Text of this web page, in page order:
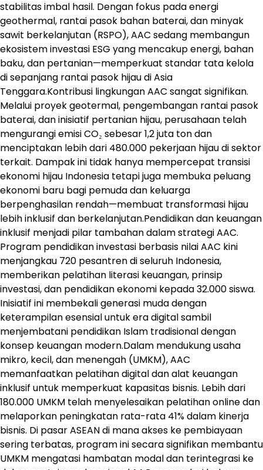
stabilitas imbal hasil. Dengan fokus pada energi
geothermal, rantai pasok bahan baterai, dan minyak
sawit berkelanjutan (RSPO), AAC sedang membangun
ekosistem investasi ESG yang mencakup energi, bahan
baku, dan pertanian—memperkuat standar tata kelola
di sepanjang rantai pasok hijau di Asia
Tenggara.Kontribusi lingkungan AAC sangat signifikan.
Melalui proyek geotermal, pengembangan rantai pasok
baterai, dan inisiatif pertanian hijau, perusahaan telah
mengurangi emisi CO₂ sebesar 1,2 juta ton dan
menciptakan lebih dari 480.000 pekerjaan hijau di sektor
terkait. Dampak ini tidak hanya mempercepat transisi
ekonomi hijau Indonesia tetapi juga membuka peluang
ekonomi baru bagi pemuda dan keluarga
berpenghasilan rendah—membuat transformasi hijau
lebih inklusif dan berkelanjutan.Pendidikan dan keuangan
inklusif menjadi pilar tambahan dalam strategi AAC.
Program pendidikan investasi berbasis nilai AAC kini
menjangkau 720 pesantren di seluruh Indonesia,
memberikan pelatihan literasi keuangan, prinsip
investasi, dan pendidikan ekonomi kepada 32.000 siswa.
Inisiatif ini membekali generasi muda dengan
keterampilan esensial untuk era digital sambil
menjembatani pendidikan Islam tradisional dengan
konsep keuangan modern.Dalam mendukung usaha
mikro, kecil, dan menengah (UMKM), AAC
memanfaatkan pelatihan digital dan alat keuangan
inklusif untuk memperkuat kapasitas bisnis. Lebih dari
180.000 UMKM telah menyelesaikan pelatihan online dan
melaporkan peningkatan rata-rata 41% dalam kinerja
bisnis. Di pasar ASEAN di mana akses ke pembiayaan
sering terbatas, program ini secara signifikan membantu
UMKM mengatasi hambatan modal dan terintegrasi ke